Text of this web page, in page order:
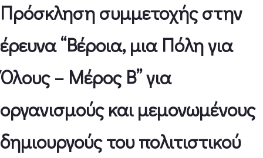
Πρόσκληση συμμετοχής στην
έρευνα “Βέροια, μια Πόλη για
Όλους – Μέρος Β” για
οργανισμούς και μεμονωμένους
δημιουργούς του πολιτιστικού